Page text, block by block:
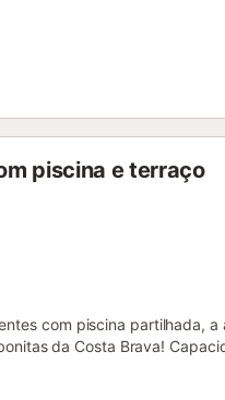
disponíveis para as noites
a noite, recomendamos
na rua é
Pedimos que
Não mexam na ficha preta
piscina e terraço
com piscina partilhada, a
da Costa Brava!
Dispõe de um amplo